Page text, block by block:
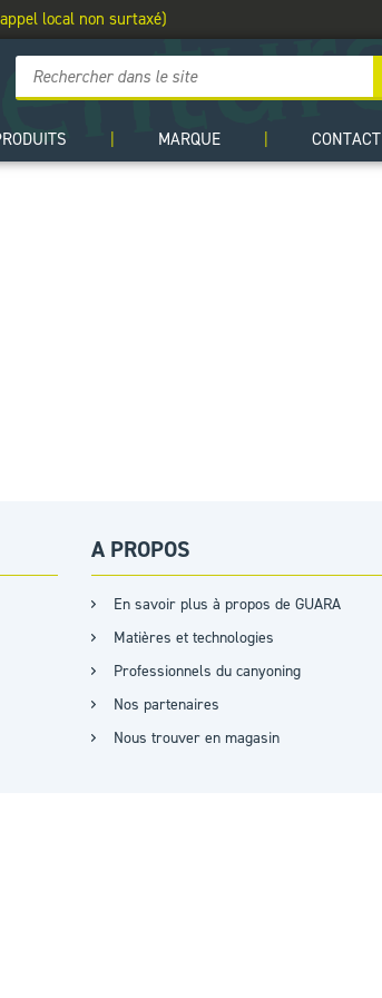
local non surtaxé)
MARQUE CONTACT
A PROPOS
En savoir plus à propos de GUARA
Matières et technologies
Professionnels du canyoning
Nos partenaires
Nous trouver en magasin